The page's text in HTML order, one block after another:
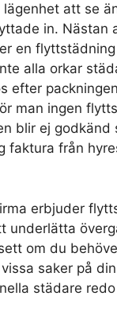
att se
in. Nästan
en
alla orkar
efter
man ingen
blir ej godkänd
faktura från
erbjuder
underlätta
om du
saker på
städare